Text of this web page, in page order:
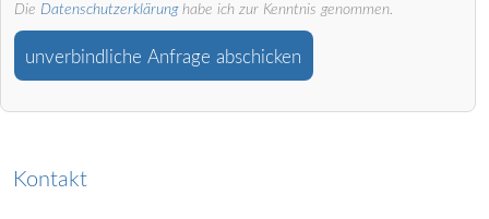
Die Datenschutzerklärunghabe ich zur Kenntnis genommen.
unverbindliche Anfrage abschicken
Kontakt